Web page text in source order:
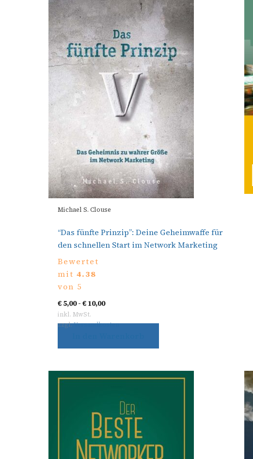
Michael S. Clouse
“Das fünfte Prinzip”: Deine Geheimwaffe für
den schnellen Start im Network Marketing
Bewertet
mit4.38
von 5
€ 5,00-€ 10,00
inkl. MwSt.
zzgl.Versandkosten